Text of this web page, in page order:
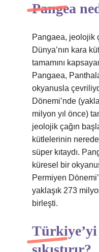
Pangea
Pangaea, jeolojik
Dünya’nın kara
tamamını
Pangaea,
okyanusla
Dönemi’nde
milyon yıl önce)
jeolojik çağın
kütlelerinin
süper kıtaydı.
küresel bir
Permiyen
yaklaşık 273
birleşti.